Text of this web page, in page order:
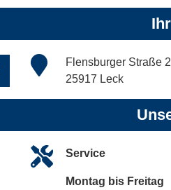
Flensburger Straße 2
25917 Leck
Service
Montag bis Freitag